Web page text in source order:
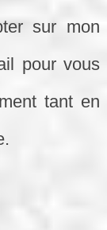
sur mon
pour vous
tant en